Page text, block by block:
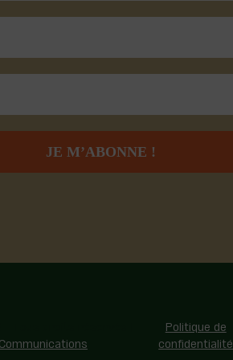
Politique de
confidentialité